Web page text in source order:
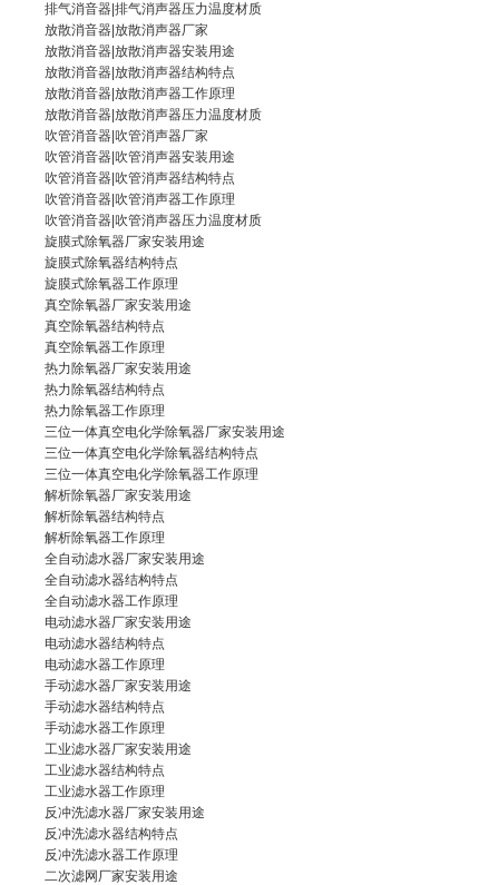
排气消音器|排气消声器压力温度材质
放散消音器| 放散消声器厂家
放散消音器|放散消声器安装用途
放散消音器|放散消声器结构特点
放散消音器|放散消声器工作原理
放散消音器 |放散消声器压力温度材质
吹管消音器| 吹管消声器厂家
吹管消音器|吹管消声器安装用途
吹管消音器 |吹管消声器结构特点
吹管消音器|吹管消声器工作原理
吹管消音器| 吹管消声器压力温度材质
旋膜式除氧器厂家安装用途
旋膜式除氧器结构特点
旋膜式除氧器工作原理
真空除氧器厂家安装用途
真空除氧器结构特点
真空除氧器工作原理
热力除氧器厂家安装用途
热力除氧器结构特点
热力除氧器工作原理
三位一体真空电化学除氧器厂家安装用途
三位一体真空电化学除氧器结构特点
三位一体真空电化学除氧器工作原理
解析除氧器厂家安装用途
解析除氧器结构特点
解析除氧器工作原理
全自动滤水器厂家安装用途
全自动滤水器结构特点
全自动滤水器工作原理
电动滤水器厂家安装用途
电动滤水器结构特点
电动滤水器工作原理
手动滤水器厂家安装用途
手动滤水器结构特点
手动滤水器工作原理
工业滤水器厂家安装用途
工业滤水器结构特点
工业滤水器工作原理
反冲洗滤水器厂家安装用途
反冲洗滤水器结构特点
反冲洗滤水器工作原理
二次滤网厂家安装用途